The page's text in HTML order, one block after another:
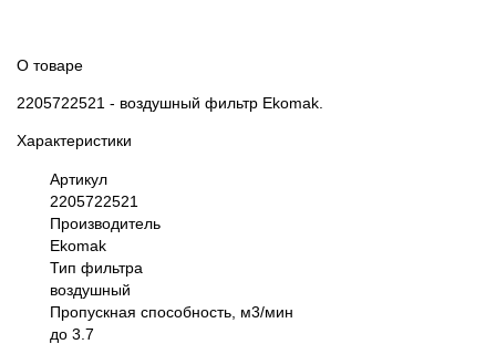
О товаре
2205722521 - воздушный фильтр Ekomak.
Характеристики
Артикул
2205722521
Производитель
Ekomak
Тип фильтра
воздушный
Пропускная способность, м3/мин
до 3.7